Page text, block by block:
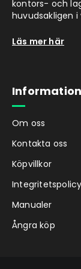
kontors- och
huvudsakligen i
Läs mer här
Information
Om oss
Kontakta oss
Köpvillkor
Integritetspolicy
Manualer
Ångra köp